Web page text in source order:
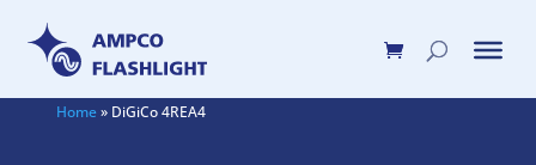
Home» DiGiCo 4REA4